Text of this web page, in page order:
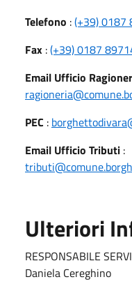
Telefono :(+39) 0187
Fax :(+39) 0187
Email Ufficio
PEC :
Email Ufficio Tributi :
Ulteriori
RESPONSABILE
Daniela Cereghino